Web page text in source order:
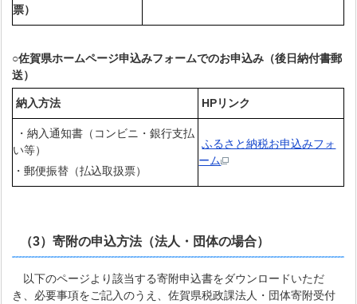
票）
○佐賀県ホームページ申込みフォームでのお申込み（後日納付書郵
送）
納入方法 HPリンク
・納入通知書（コンビニ・銀行支払
い等）
・郵便振替（払込取扱票）
ふるさと納税お申込みフォ
ーム
（3）寄附の申込方法（法人・団体の場合）
以下のページより該当する寄附申込書をダウンロードいただ
き、必要事項をご記入のうえ、佐賀県税政課法人・団体寄附受付